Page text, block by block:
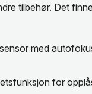
tilbehør. Det
med
for